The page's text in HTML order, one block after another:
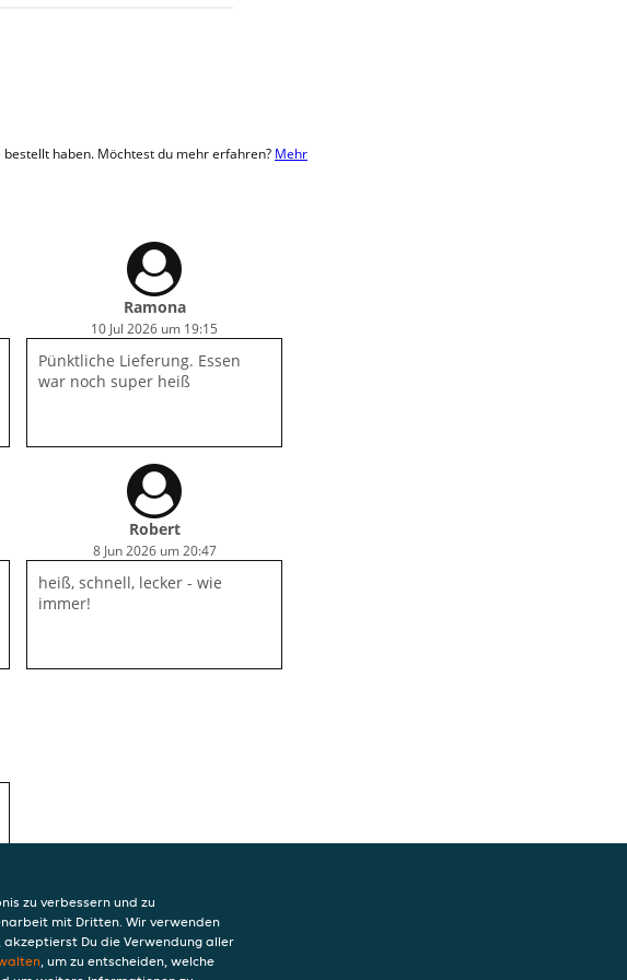
haben. Möchtest du mehr erfahren? Mehr
Ramona
10 Jul 2026 um 19:15
Pünktliche Lieferung. Essen
war noch super heiß
Robert
8 Jun 2026 um 20:47
heiß, schnell, lecker - wie
immer!
zu verbessern und zu
mit Dritten. Wir verwenden
akzeptierst Du die Verwendung aller
, um zu entscheiden, welche